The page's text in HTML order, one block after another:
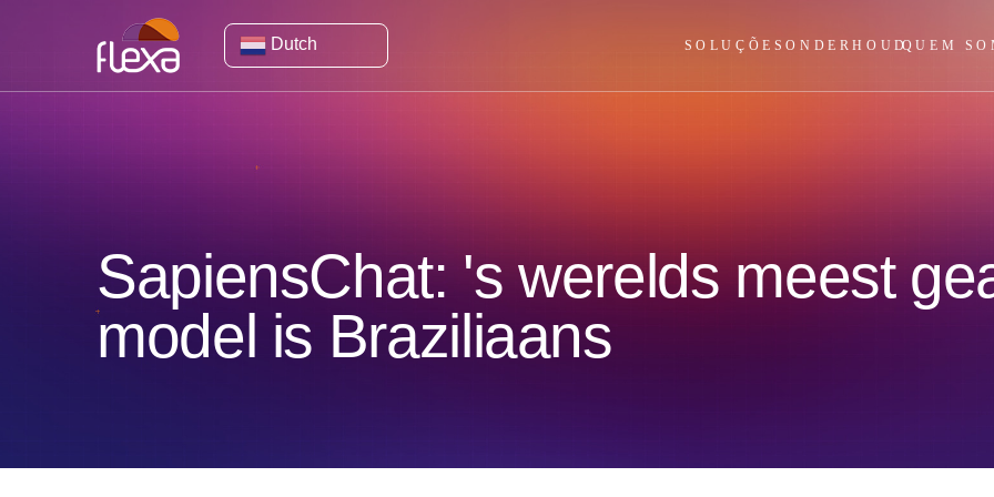
Dutch SOLUÇÕESONDERHOUDQUEM
SapiensChat: 's werelds meest
model is Braziliaans